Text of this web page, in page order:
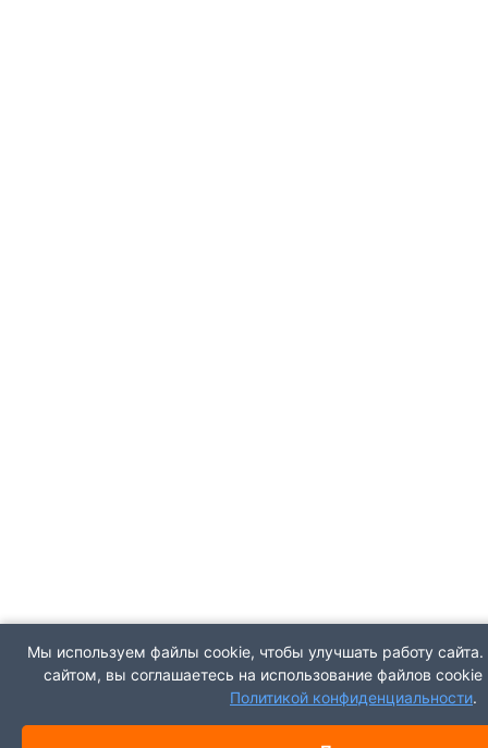
Мы используем файлы cookie, чтобы улучшать работу
сайтом, вы соглашаетесь на использование файлов cookie
Политикой конфиденциальности.